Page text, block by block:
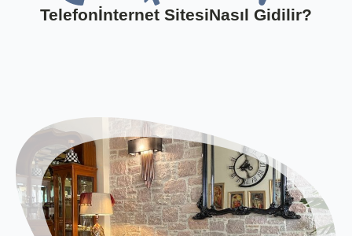
Telefonİnternet SitesiNasıl Gidilir?